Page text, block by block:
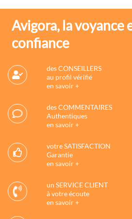
Avigora, la voyance
confiance
des CONSEILLERS
au profil vérifié
en savoir +
des COMMENTAIRES
Authentiques
en savoir +
votre SATISFACTION
Garantie
en savoir +
un SERVICE CLIENT
à votre écoute
en savoir +